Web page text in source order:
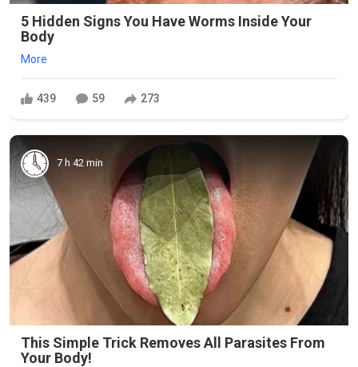
5 Hidden Signs You Have Worms Inside Your
Body
More
439 59 273
7 h 42 min
This Simple Trick Removes All Parasites From
Your Body!